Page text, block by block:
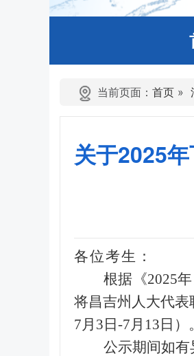
当前页面： 首页 »
关于2025
各位考生：
根据《2025
将昌吉州人大代
7月3日-7月13日）。
公示期间如有